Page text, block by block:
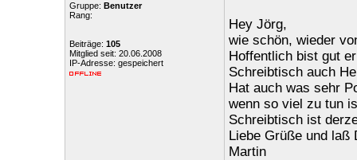
Gruppe: Benutzer
Rang:
Beiträge: 105
Mitglied seit: 20.06.2008
IP-Adresse: gespeichert
Hey Jörg,
wie schön, wieder
Hoffentlich bist gut
Schreibtisch auch
Hat auch was sehr
wenn so viel zu tun
Schreibtisch ist
Liebe Grüße und
Martin